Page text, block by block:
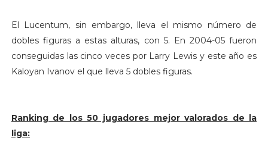
El Lucentum, sin embargo, lleva el mismo número de
dobles figuras a estas alturas, con 5. En 2004-05 fueron
conseguidas las cinco veces por Larry Lewis y este año es
Kaloyan Ivanov el que lleva 5 dobles figuras.
Ranking de los 50 jugadores mejor valorados de la
liga: